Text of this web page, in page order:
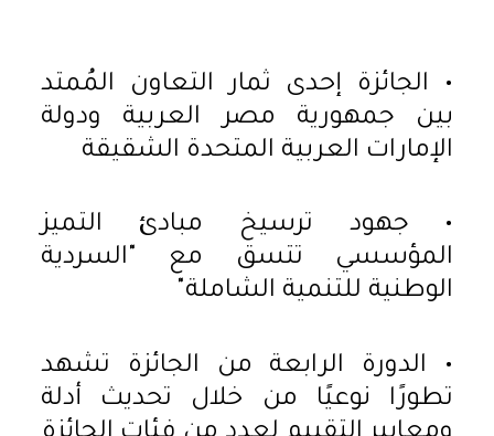
• الجائزة إحدى ثمار التعاون المُمتد
بين جمهورية مصر العربية ودولة
الإمارات العربية المتحدة الشقيقة
• جهود ترسيخ مبادئ التميز
المؤسسي تتسق مع "السردية
الوطنية للتنمية الشاملة"
• الدورة الرابعة من الجائزة تشهد
تطورًا نوعيًا من خلال تحديث أدلة